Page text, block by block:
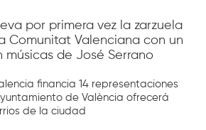
por primera vez la zarzuela
Comunitat Valenciana con un
de José Serrano
financia 14 representaciones
de València ofrecerá
de la ciudad